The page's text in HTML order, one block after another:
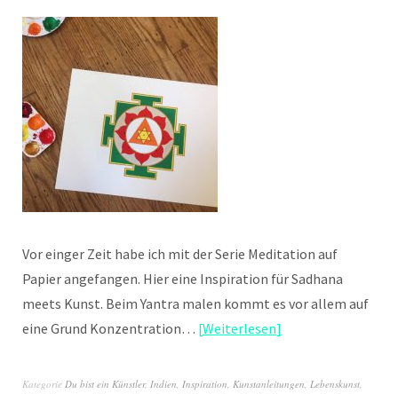
Vor einger Zeit habe ich mit der Serie Meditation auf
Papier angefangen. Hier eine Inspiration für Sadhana
meets Kunst. Beim Yantra malen kommt es vor allem auf
eine Grund Konzentration… Weiterlesen
Kategorie Du bist ein Künstler, Indien, Inspiration, Kunstanleitungen, Lebenskunst,